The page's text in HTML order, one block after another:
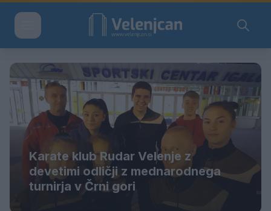
Karate klub Rudar Velenje z
devetimi odličji z mednarodnega
turnirja v Črni gori